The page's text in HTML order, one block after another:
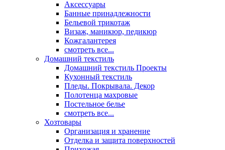
Аксессуары
Банные принадлежности
Бельевой трикотаж
Визаж, маникюр, педикюр
Кожгалантерея
смотреть все...
Домашний текстиль
Домашний текстиль Проекты
Кухонный текстиль
Пледы. Покрывала. Декор
Полотенца махровые
Постельное белье
смотреть все...
Хозтовары
Организация и хранение
Отделка и защита поверхностей